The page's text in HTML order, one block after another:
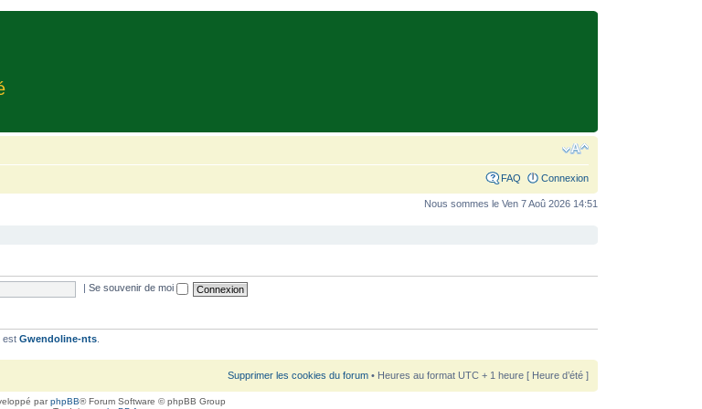
FAQ Connexion
Nous sommes le Ven 7 Aoû 2026 14:51
Se souvenir de moi
estGwendoline-nts
Supprimer les cookies du forum• Heures au format UTC + 1 heure [ Heure d’été ]
parphpBB® Forum Software © phpBB Group